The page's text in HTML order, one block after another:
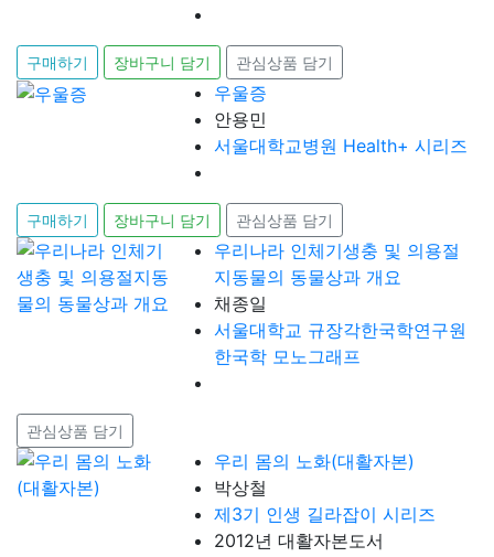
구매하기 장바구니 담기 관심상품 담기
우울증
안용민
서울대학교병원 Health+ 시리즈
구매하기 장바구니 담기 관심상품 담기
우리나라 인체기생충 및 의용절
지동물의 동물상과 개요
채종일
서울대학교 규장각한국학연구원
한국학 모노그래프
관심상품 담기
우리 몸의 노화(대활자본)
박상철
제3기 인생 길라잡이 시리즈
2012년 대활자본도서